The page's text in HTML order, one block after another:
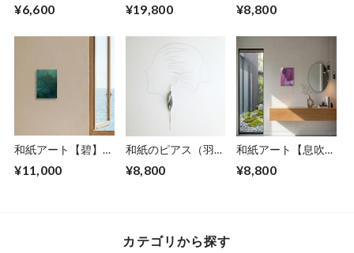
LNo.1
¥6,600 ¥19,800 ¥8,800
和紙アート【碧】
¥11,000
和紙のピアス（羽）
¥8,800
和紙アート【息吹】
¥8,800
カテゴリから探す